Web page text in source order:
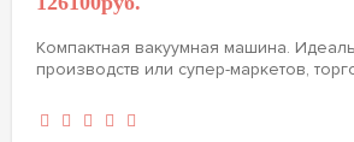
Компактная вакуумная машина.
производств или супер-маркетов,